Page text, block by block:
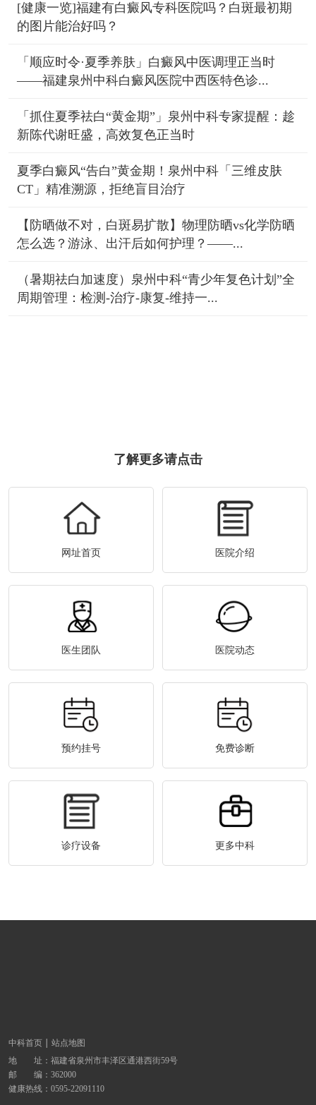
[健康一览]福建有白癜风专科医院吗？白斑最初期
的图片能治好吗？
「顺应时令·夏季养肤」白癜风中医调理正当时
——福建泉州中科白癜风医院中西医特色诊...
「抓住夏季祛白“黄金期”」泉州中科专家提醒：趁
新陈代谢旺盛，高效复色正当时
夏季白癜风“告白”黄金期！泉州中科「三维皮肤
CT」精准溯源，拒绝盲目治疗
【防晒做不对，白斑易扩散】物理防晒vs化学防晒
怎么选？游泳、出汗后如何护理？——...
（暑期祛白加速度）泉州中科“青少年复色计划”全
周期管理：检测-治疗-康复-维持一...
了解更多请点击
网址首页 医院介绍
医生团队 医院动态
预约挂号 免费诊断
诊疗设备 更多中科
中科首页
站点地图
地 址： 福建省泉州市丰泽区通港西街59号
邮 编：362000
健康热线： 0595-22091110